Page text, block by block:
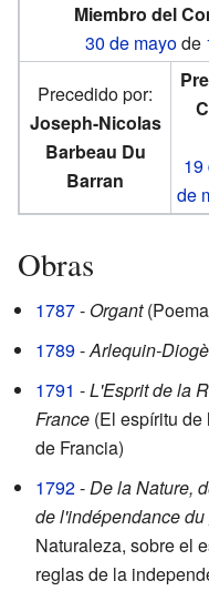
Miembro del
30 de mayode
Precedido por:
Joseph-Nicolas
Barbeau Du
Barran
19
de
Obras
1787- Organt
1789-Arlequin-
1791 -L'Esprit de la
France (El espíritu
de Francia)
1792-De la Nature,
de l'indépendance
Naturaleza, sobre el
reglas de la